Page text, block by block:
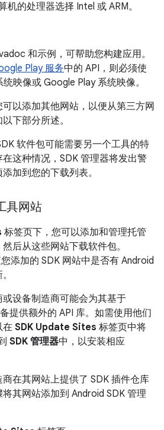
机的处理器选择 Intel 或 ARM。
和示例，可帮助您构建应用。
Play 服务中的 API，则必须使
映像或 Google Play 系统映像。
以添加其他网站，以便从第三方网
下部分所述。
软件包可能需要另一个工具的特
这种情况，SDK 管理器将发出警
加到您的下载列表。
具网站
标签页下，您可以添加和管理托管
后从这些网站下载软件包。
添加的 SDK 网站中是否有 Android
设备制造商可能会为其基于
提供额外的 API 库。如需使用他们
在 SDK Update Sites 标签页中将
SDK 管理器中，以安装相应
在其网站上提供了 SDK 插件仓库
其网站添加到 Android SDK 管理